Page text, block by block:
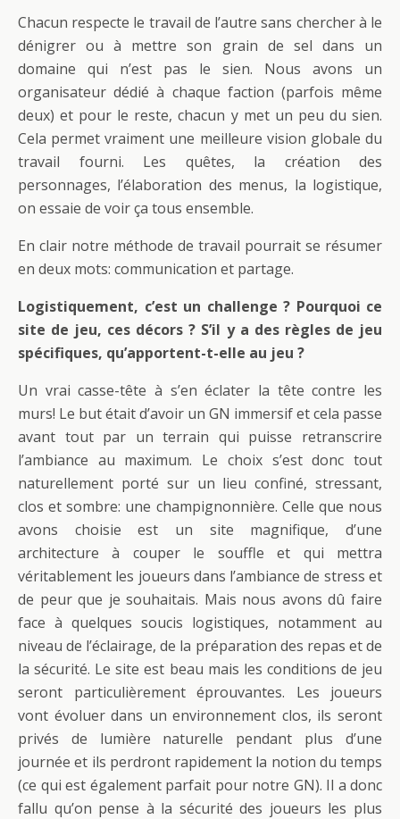
Chacun respecte le travail de l’autre sans chercher à le
dénigrer ou à mettre son grain de sel dans un
domaine qui n’est pas le sien. Nous avons un
organisateur dédié à chaque faction (parfois même
deux) et pour le reste, chacun y met un peu du sien.
Cela permet vraiment une meilleure vision globale du
travail fourni. Les quêtes, la création des
personnages, l’élaboration des menus, la logistique,
on essaie de voir ça tous ensemble.
En clair notre méthode de travail pourrait se résumer
en deux mots: communication et partage.
Logistiquement, c’est un challenge ? Pourquoi ce
site de jeu, ces décors ? S’il y a des règles de jeu
spécifiques, qu’apportent-t-elle au jeu ?
Un vrai casse-tête à s’en éclater la tête contre les
murs! Le but était d’avoir un GN immersif et cela passe
avant tout par un terrain qui puisse retranscrire
l’ambiance au maximum. Le choix s’est donc tout
naturellement porté sur un lieu confiné, stressant,
clos et sombre: une champignonnière. Celle que nous
avons choisie est un site magnifique, d’une
architecture à couper le souffle et qui mettra
véritablement les joueurs dans l’ambiance de stress et
de peur que je souhaitais. Mais nous avons dû faire
face à quelques soucis logistiques, notamment au
niveau de l’éclairage, de la préparation des repas et de
la sécurité. Le site est beau mais les conditions de jeu
seront particulièrement éprouvantes. Les joueurs
vont évoluer dans un environnement clos, ils seront
privés de lumière naturelle pendant plus d’une
journée et ils perdront rapidement la notion du temps
(ce qui est également parfait pour notre GN). Il a donc
fallu qu’on pense à la sécurité des joueurs les plus